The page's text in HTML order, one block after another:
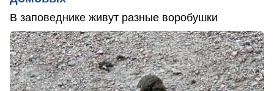
В заповеднике живут разные воробушки